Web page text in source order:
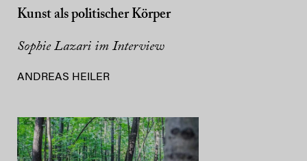
Kunst als politischer Körper
Sophie Lazari im Interview
ANDREAS HEILER